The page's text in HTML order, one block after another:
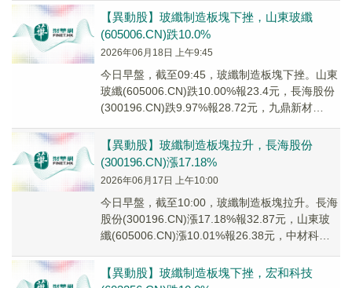
【異動股】玻纖制造板塊下挫，山東玻纖
(605006.CN)跌10.0%
2026年06月18日 上午9:45
今日早盤，截至09:45，玻纖制造板塊下挫。山東
玻纖(605006.CN)跌10.00%報23.4元，長海股份
(300196.CN)跌9.97%報28.72元，九鼎新材
【異動股】玻纖制造板塊拉升，長海股份
(300196.CN)漲17.18%
2026年06月17日 上午10:00
今日早盤，截至10:00，玻纖制造板塊拉升。長海
股份(300196.CN)漲17.18%報32.87元，山東玻
纖(605006.CN)漲10.01%報26.38元，中材科技
【異動股】玻纖制造板塊下挫，宏和科技